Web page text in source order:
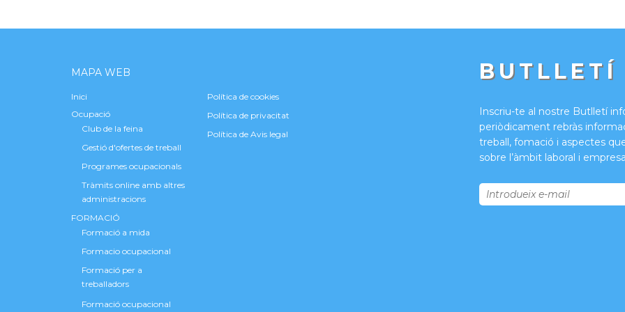
MAPA WEB
Inici
Ocupació
Club de la feina
Gestió d'ofertes de treball
Programes ocupacionals
Tràmits online amb altres
administracions
FORMACIÓ
Formació a mida
Formacio ocupacional
Formació per a
treballadors
Formació ocupacional
Política de cookies
Política de privacitat
Política de Avis legal
Inscriu-te al nostre Butlletí
periòdicament rebràs
treball, fomació i aspectes
sobre l’àmbit laboral i